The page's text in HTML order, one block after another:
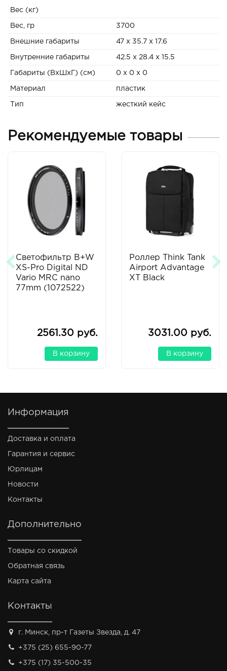
Вес (кг)
Вес, гр 3700
Внешние габариты 47 x 35.7 x 17.6
Внутренние габариты 42.5 x 28.4 x 15.5
Габариты (ВxШxГ) (см) 0 x 0 x 0
Материал пластик
Тип жесткий кейс
Рекомендуемые товары
Светофильтр B+W
XS-Pro Digital ND
Vario MRC nano
77mm (1072522)
2561.30 руб.
В корзину
Роллер Think Tank
Airport Advantage
XT Black
3031.00 руб.
В корзину
Информация
Доставка и оплата
Гарантия и сервис
Юрлицам
Новости
Контакты
Дополнительно
Товары со скидкой
Обратная связь
Карта сайта
Контакты
г. Минск, пр-т Газеты Звезда, д. 47
+375 (25) 655-90-77
+375 (17) 35-500-35